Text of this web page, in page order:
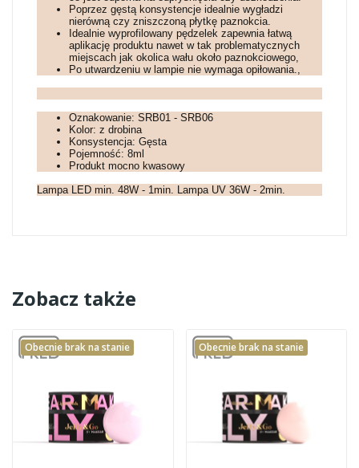
Poprzez gęstą konsystencje idealnie wygładzi
nierówną czy zniszczoną płytkę paznokcia.
Idealnie wyprofilowany pędzelek zapewnia łatwą
aplikację produktu nawet w tak problematycznych
miejscach jak okolica wału około paznokciowego,
Po utwardzeniu w lampie nie wymaga opiłowania.,
Oznakowanie: SRB01 - SRB06
Kolor: z drobina
Konsystencja: Gęsta
Pojemność: 8ml
Produkt mocno kwasowy
Lampa LED min. 48W - 1min. Lampa UV 36W - 2min.
Zobacz także
Obecnie brak na stanie Obecnie brak na stanie